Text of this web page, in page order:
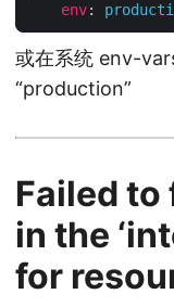
env:
或在系统 env-
“production”
Failed
in the
for